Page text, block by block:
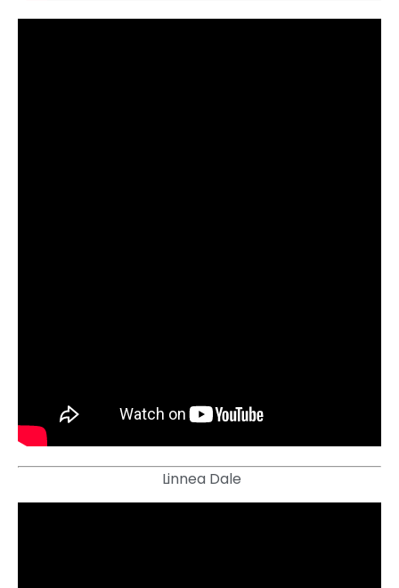
Linnea Dale